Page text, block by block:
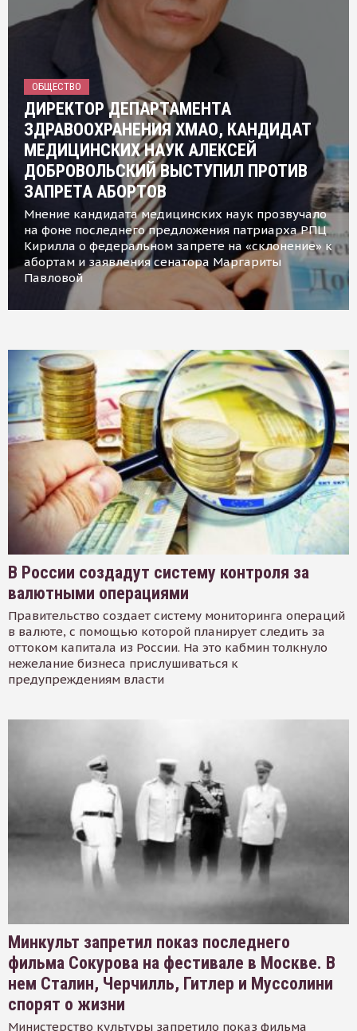
ОБЩЕСТВО
ДИРЕКТОР ДЕПАРТАМЕНТА
ЗДРАВООХРАНЕНИЯ ХМАО, КАНДИДАТ
МЕДИЦИНСКИХ НАУК АЛЕКСЕЙ
ДОБРОВОЛЬСКИЙ ВЫСТУПИЛ ПРОТИВ
ЗАПРЕТА АБОРТОВ
Мнение кандидата медицинских наук прозвучало
на фоне последнего предложения патриарха РПЦ
Кирилла о федеральном запрете на «склонение» к
абортам и заявления сенатора Маргариты
Павловой
В России создадут систему контроля за
валютными операциями
Правительство создает систему мониторинга операций
в валюте, с помощью которой планирует следить за
оттоком капитала из России. На это кабмин толкнуло
нежелание бизнеса прислушиваться к
предупреждениям власти
Минкульт запретил показ последнего
фильма Сокурова на фестивале в Москве. В
нем Сталин, Черчилль, Гитлер и Муссолини
спорят о жизни
Министерство культуры запретило показ фильма